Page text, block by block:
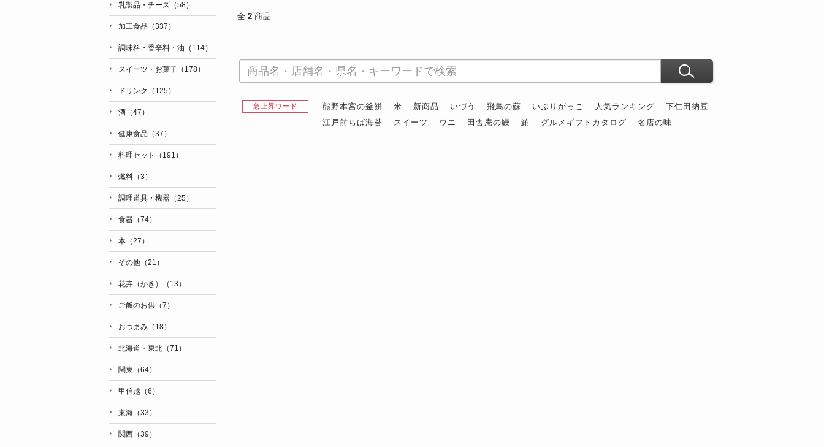
全 2 商品
急上昇ワード 熊野本宮の釜餅 米 新商品 いづう 飛鳥の蘇 いぶりがっこ 人気ランキング
下仁田納豆
江戸前ちば海苔
スイーツ ウニ 田舎庵の鰻 鮪 グルメギフトカタログ 名店の味
乳製品・チーズ（58）
加工食品（337）
調味料・香辛料・油（114）
スイーツ・お菓子（178）
ドリンク（125）
酒（47）
健康食品（37）
料理セット（191）
燃料（3）
調理道具・機器（25）
食器（74）
本（27）
その他（21）
花卉（かき）（13）
ご飯のお供（7）
おつまみ（18）
北海道・東北（71）
関東（64）
甲信越（6）
東海（33）
関西（39）